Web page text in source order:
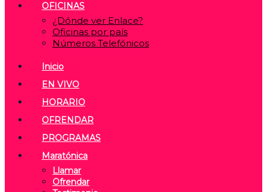
OFICINAS
¿Dónde ver Enlace?
Oficinas por país
Números Telefónicos
Inicio
EN VIVO
HORARIO
OFRENDAR
PROGRAMAS
Maratónica
Llamar
Ofrendar